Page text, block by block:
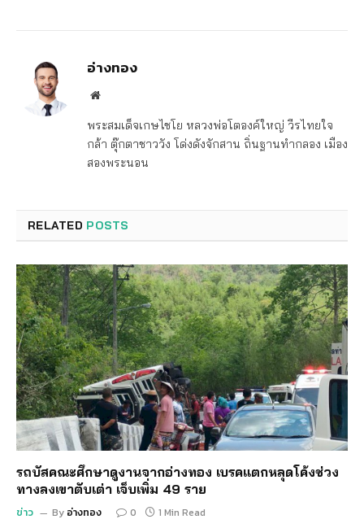
อ่างทอง
Website
พระสมเด็จเกษไชโย หลวงพ่อโตองค์ใหญ่ วีรไทยใจ
กล้า ตุ๊กตาชาววัง โด่งดังจักสาน ถิ่นฐานทำกลอง เมือง
สองพระนอน
RELATED POSTS
รถบัสคณะศึกษาดูงานจากอ่างทอง เบรคแตกหลุดโค้งช่วง
ทางลงเขาตับเต่า เจ็บเพิ่ม 49 ราย
ข่าว By อ่างทอง 0 1 Min Read